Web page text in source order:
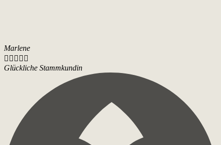
Marlene
    
Glückliche Stammkundin